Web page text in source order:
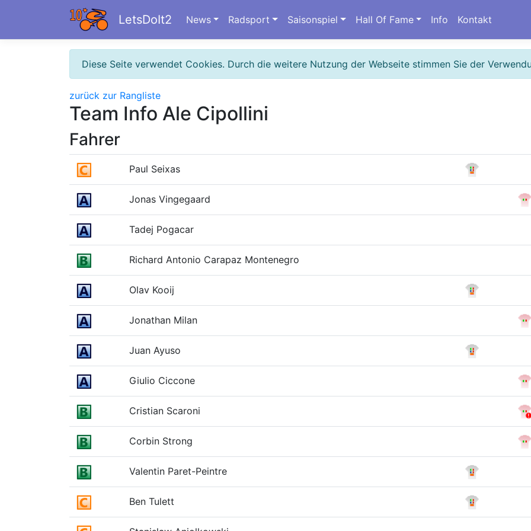
LetsDoIt2 News Radsport Saisonspiel Hall Of Fame Info Kontakt
Diese Seite verwendet Cookies. Durch die weitere Nutzung der Webseite stimmen Sie der
zurück zur Rangliste
Team Info Ale Cipollini
Fahrer
Paul Seixas
Jonas Vingegaard
Tadej Pogacar
Richard Antonio Carapaz Montenegro
Olav Kooij
Jonathan Milan
Juan Ayuso
Giulio Ciccone
Cristian Scaroni
Corbin Strong
Valentin Paret-Peintre
Ben Tulett